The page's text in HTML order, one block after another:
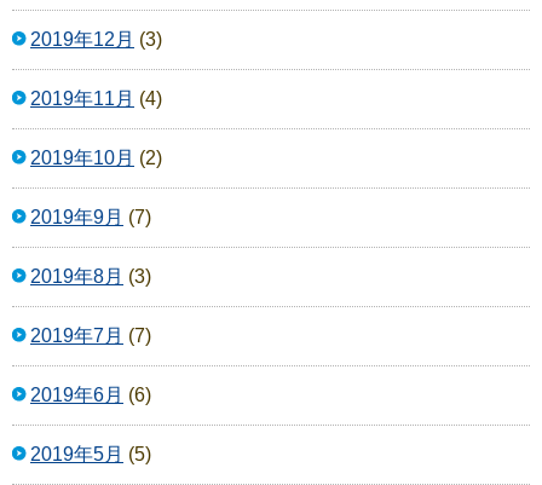
2019年12月 (3)
2019年11月 (4)
2019年10月 (2)
2019年9月 (7)
2019年8月 (3)
2019年7月 (7)
2019年6月 (6)
2019年5月 (5)